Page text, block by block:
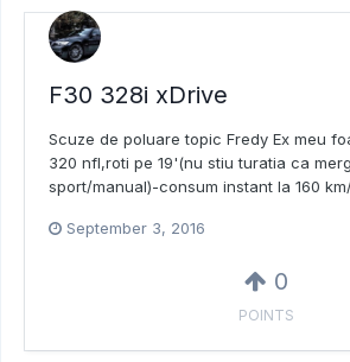
F30 328i xDrive
Scuze de poluare topic Fredy Ex meu
320 nfl,roti pe 19'(nu stiu turatia ca
sport/manual)-consum instant la 160
September 3, 2016
0
POINTS